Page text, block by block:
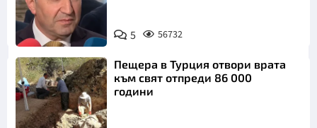
5 56732
Пещера в Турция отвори врата
към свят отпреди 86 000
години